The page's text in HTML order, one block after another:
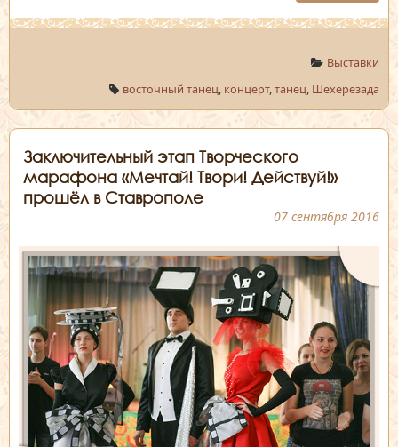
Выставки
восточный танец, концерт,танец, Шехерезада
Заключительный этап Творческого
марафона «Мечтай! Твори! Действуй!»
прошёл в Ставрополе
07 сентября 2016